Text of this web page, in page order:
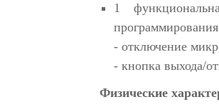
1
- отключение
- кнопка выхода/
Физические